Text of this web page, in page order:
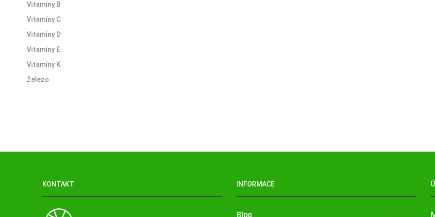
Vitamíny B
Vitamíny C
Vitamíny D
Vitamíny E
Vitamíny K
Železo
KONTAKT INFORMACE
Blog